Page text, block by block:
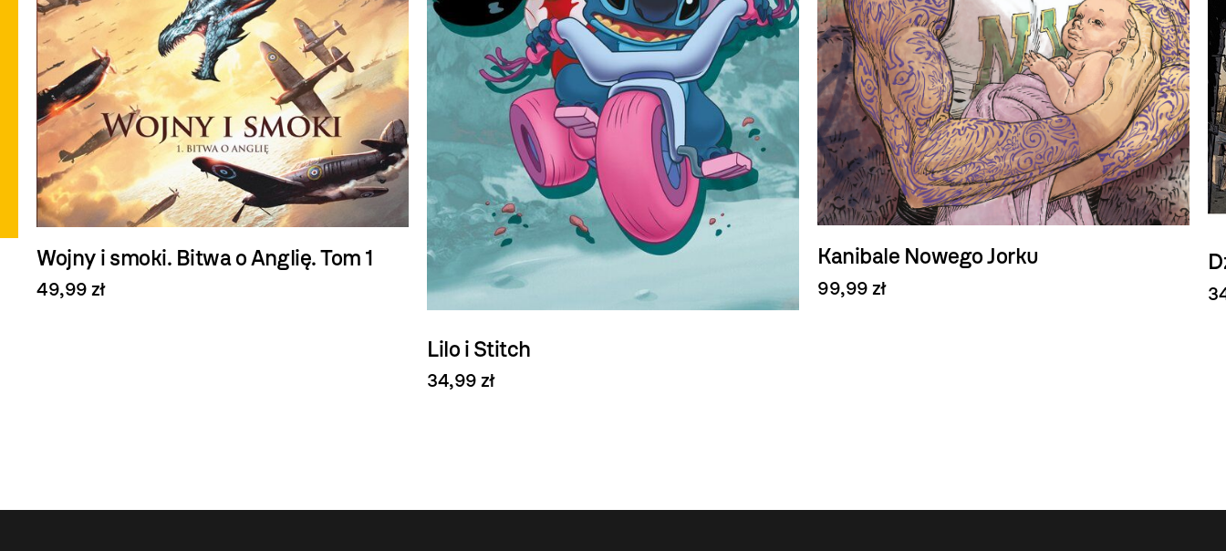
Wojny i smoki. Bitwa o Anglię. Tom 1
49,99 zł
Lilo i Stitch
34,99 zł
Kanibale Nowego Jorku
99,99 zł